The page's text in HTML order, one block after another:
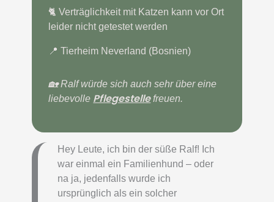
🐈 Verträglichkeit mit Katzen kann vor Ort
leider nicht getestet werden
📍 Tierheim Neverland (Bosnien)
🏡 Ralf würde sich auch sehr über eine
liebevolle Pflegestellefreuen.
Hey Leute, ich bin der süße Ralf! Ich
war einmal ein Familienhund – oder
na ja, jedenfalls wurde ich
ursprünglich als ein solcher